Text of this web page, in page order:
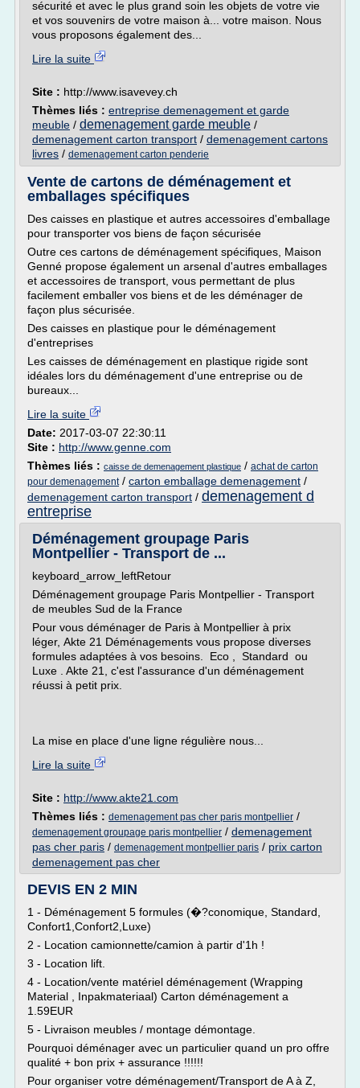
sécurité et avec le plus grand soin les objets de votre vie
et vos souvenirs de votre maison à... votre maison. Nous
vous proposons également des...
Lire la suite
Site : http://www.isavevey.ch
Thèmes liés : entreprise demenagement et garde
meuble / demenagement garde meuble /
demenagement carton transport / demenagement cartons
livres / demenagement carton penderie
Vente de cartons de déménagement et
emballages spécifiques
Des caisses en plastique et autres accessoires d'emballage
pour transporter vos biens de façon sécurisée
Outre ces cartons de déménagement spécifiques, Maison
Genné propose également un arsenal d'autres emballages
et accessoires de transport, vous permettant de plus
facilement emballer vos biens et de les déménager de
façon plus sécurisée.
Des caisses en plastique pour le déménagement
d'entreprises
Les caisses de déménagement en plastique rigide sont
idéales lors du déménagement d'une entreprise ou de
bureaux...
Lire la suite
Date: 2017-03-07 22:30:11
Site : http://www.genne.com
Thèmes liés : caisse de demenagement plastique / achat de carton
pour demenagement/ carton emballage demenagement /
demenagement carton transport / demenagement d
entreprise
Déménagement groupage Paris
Montpellier - Transport de ...
keyboard_arrow_leftRetour
Déménagement groupage Paris Montpellier - Transport
de meubles Sud de la France
Pour vous déménager de Paris à Montpellier à prix
léger, Akte 21 Déménagements vous propose diverses
formules adaptées à vos besoins. Eco , Standard ou
Luxe . Akte 21, c'est l'assurance d'un déménagement
réussi à petit prix.
La mise en place d'une ligne régulière nous...
Lire la suite
Site : http://www.akte21.com
Thèmes liés : demenagement pas cher paris montpellier /
demenagement groupage paris montpellier / demenagement
pas cher paris / demenagement montpellier paris / prix carton
demenagement pas cher
DEVIS EN 2 MIN
1 - Déménagement 5 formules (�?conomique, Standard,
Confort1,Confort2,Luxe)
2 - Location camionnette/camion à partir d'1h !
3 - Location lift.
4 - Location/vente matériel déménagement (Wrapping
Material , Inpakmateriaal) Carton déménagement a
1.59EUR
5 - Livraison meubles / montage démontage.
Pourquoi déménager avec un particulier quand un pro offre
qualité + bon prix + assurance !!!!!!
Pour organiser votre déménagement/Transport de A à Z,